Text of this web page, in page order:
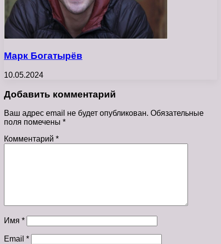
Марк Богатырёв
10.05.2024
Добавить комментарий
Ваш адрес email не будет опубликован. Обязательные
поля помечены *
Комментарий *
Имя *
Email *